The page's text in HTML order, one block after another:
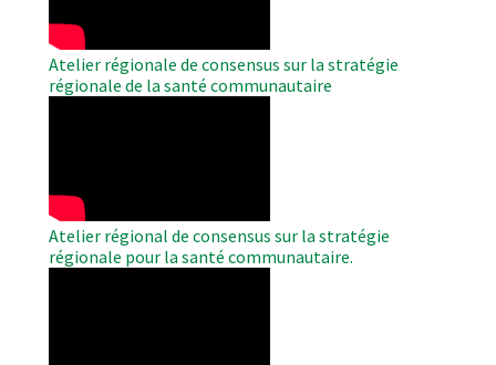
Atelier régionale de consensus sur la stratégie
régionale de la santé communautaire
Atelier régional de consensus sur la stratégie
régionale pour la santé communautaire.